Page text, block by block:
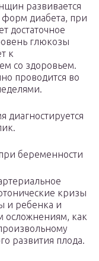
развивается
форм диабета, при
достаточное
глюкозы
к
со здоровьем.
проводится во
диагностируется
беременности
кризы
и ребенка и
осложнениям, как
развития плода.